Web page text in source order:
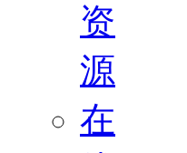
资
源
在